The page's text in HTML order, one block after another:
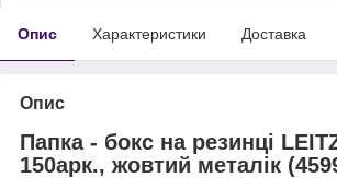
Опис Характеристики Доставка
Опис
Папка - бокс на резинці
150арк., жовтий металік